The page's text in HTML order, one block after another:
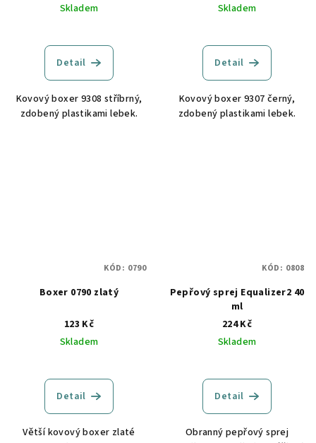
Skladem
Detail
Kovový boxer 9308 stříbrný,
zdobený plastikami lebek.
Skladem
Detail
Kovový boxer 9307 černý,
zdobený plastikami lebek.
Boxer 0790 zlatý
123 Kč
Skladem
Detail
Větší kovový boxer zlaté
KÓD: 0790
Pepřový sprej Equalizer2 40
ml
224 Kč
Skladem
Detail
Obranný pepřový sprej
KÓD: 0808